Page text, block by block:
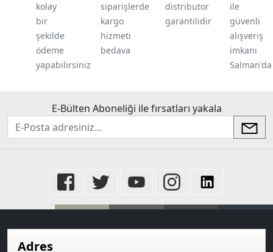
kolay
bir
şekilde
ödeme
yapabilirsiniz
siparişlerde
kargo
hizmeti
bedava
distributor
garantilidir
ile
güvenli
alışveriş
imkanı
Salman'da
E-Bülten Aboneliği ile fırsatları yakala
newsletter
Adres